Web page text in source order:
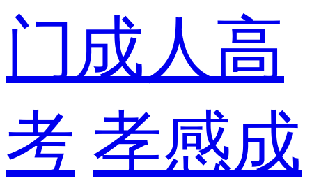
门成人高
考 孝感成